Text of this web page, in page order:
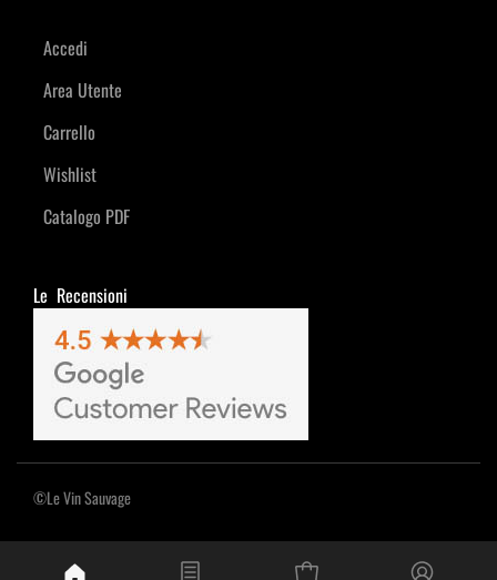
Accedi
Area Utente
Carrello
Wishlist
Catalogo PDF
Le Recensioni
©Le Vin Sauvage